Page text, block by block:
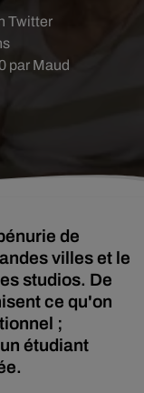
par Maud
Twitter
de
villes et le
studios. De
ce qu'on
;
étudiant